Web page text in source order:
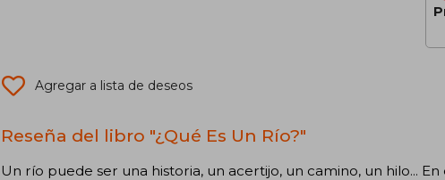
Agregar a lista de deseos
Reseña del libro "¿Qué Es Un Río?"
Un río puede ser una historia, un acertijo, un camino, un hilo...